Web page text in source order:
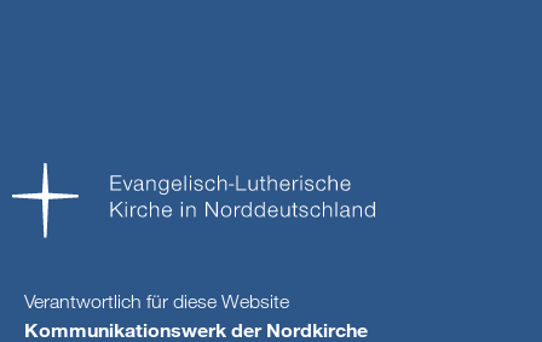
Verantwortlich für diese Website
Kommunikationswerk der Nordkirche